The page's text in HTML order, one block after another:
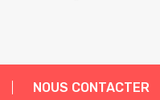
NOUS CONTACTER